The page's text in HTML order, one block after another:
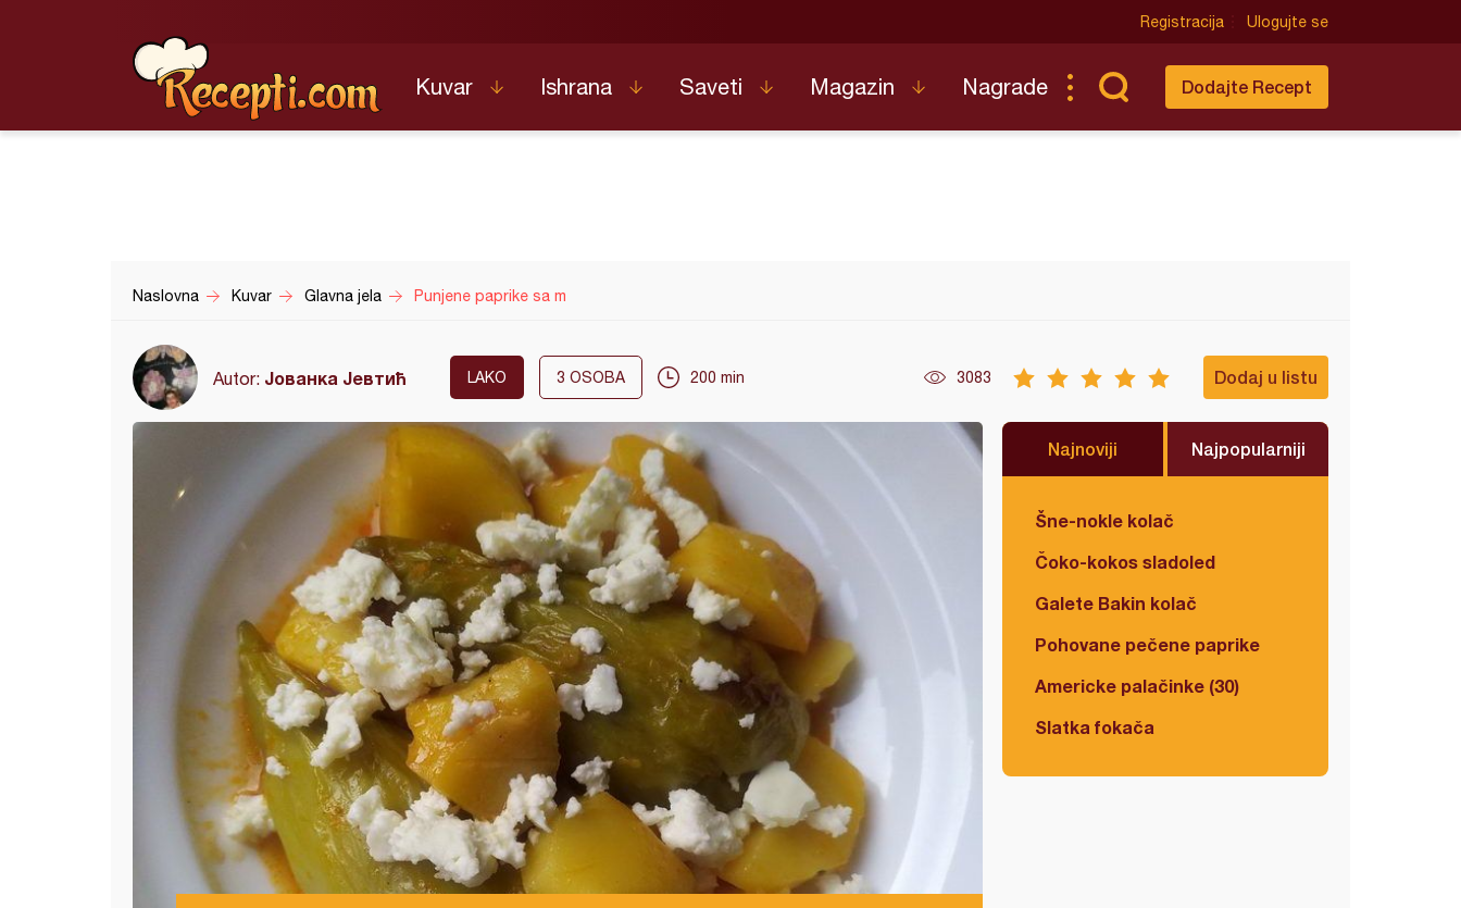
Registracija Ulogujte se
Kuvar Ishrana Saveti Magazin Nagrade Dodajte Recept
Naslovna Kuvar Glavna jela Punjene paprike sa m
Autor: Јованка Јевтић LAKO 3 OSOBA 200 min 3083 Dodaj u listu
Najnoviji Najpopularniji
Šne-nokle kolač
Čoko-kokos sladoled
Galete Bakin kolač
Pohovane pečene paprike
Americke palačinke (30)
Slatka fokača